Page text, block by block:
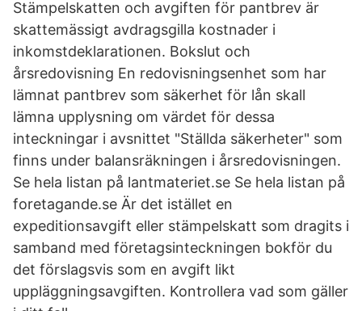
Stämpelskatten och avgiften för pantbrev är
skattemässigt avdragsgilla kostnader i
inkomstdeklarationen. Bokslut och
årsredovisning En redovisningsenhet som har
lämnat pantbrev som säkerhet för lån skall
lämna upplysning om värdet för dessa
inteckningar i avsnittet "Ställda säkerheter" som
finns under balansräkningen i årsredovisningen.
Se hela listan på lantmateriet.se Se hela listan på
foretagande.se Är det istället en
expeditionsavgift eller stämpelskatt som dragits i
samband med företagsinteckningen bokför du
det förslagsvis som en avgift likt
uppläggningsavgiften. Kontrollera vad som gäller